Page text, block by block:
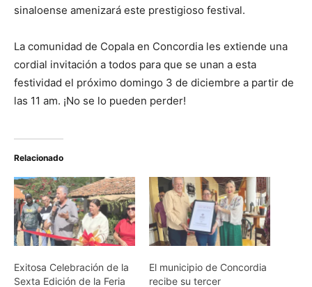
sinaloense amenizará este prestigioso festival.
La comunidad de Copala en Concordia les extiende una
cordial invitación a todos para que se unan a esta
festividad el próximo domingo 3 de diciembre a partir de
las 11 am. ¡No se lo pueden perder!
Relacionado
Exitosa Celebración de la
Sexta Edición de la Feria
El municipio de Concordia
recibe su tercer